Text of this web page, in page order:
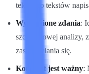
tekstu do tekstów
Wyróżnione zdania:
szczegółowej analizy,
zastanawiania się.
Kontekst jest ważny: